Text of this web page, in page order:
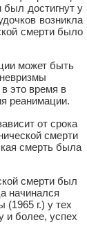
был достигнут у
возникла
смерти было
может быть
это время в
реанимации.
от срока
смерти
смерть была
смерти был
начинался
г.) у тех
и более, успех